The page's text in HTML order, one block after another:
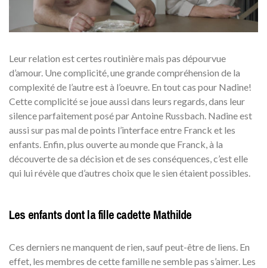
Leur relation est certes routinière mais pas dépourvue
d’amour. Une complicité, une grande compréhension de la
complexité de l’autre est à l’oeuvre. En tout cas pour Nadine!
Cette complicité se joue aussi dans leurs regards, dans leur
silence parfaitement posé par Antoine Russbach. Nadine est
aussi sur pas mal de points l’interface entre Franck et les
enfants. Enfin, plus ouverte au monde que Franck, à la
découverte de sa décision et de ses conséquences, c’est elle
qui lui révèle que d’autres choix que le sien étaient possibles.
Les enfants dont la fille cadette Mathilde
Ces derniers ne manquent de rien, sauf peut-être de liens. En
effet, les membres de cette famille ne semble pas s’aimer. Les